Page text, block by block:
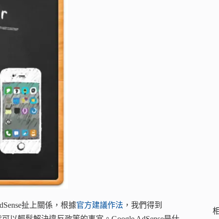
扯上關係，根據官方建議作法 ，我們得到